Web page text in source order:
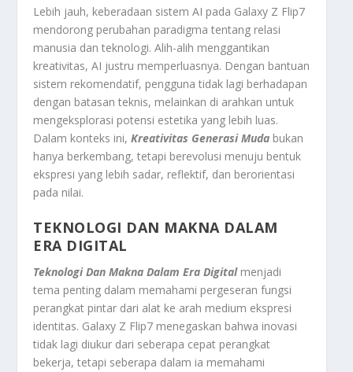
Lebih jauh, keberadaan sistem AI pada Galaxy Z Flip7
mendorong perubahan paradigma tentang relasi
manusia dan teknologi. Alih-alih menggantikan
kreativitas, AI justru memperluasnya. Dengan bantuan
sistem rekomendatif, pengguna tidak lagi berhadapan
dengan batasan teknis, melainkan di arahkan untuk
mengeksplorasi potensi estetika yang lebih luas.
Dalam konteks ini,Kreativitas Generasi Muda bukan
hanya berkembang, tetapi berevolusi menuju bentuk
ekspresi yang lebih sadar, reflektif, dan berorientasi
pada nilai.
TEKNOLOGI DAN MAKNA DALAM
ERA DIGITAL
Teknologi Dan Makna Dalam Era Digitalmenjadi
tema penting dalam memahami pergeseran fungsi
perangkat pintar dari alat ke arah medium ekspresi
identitas. Galaxy Z Flip7 menegaskan bahwa inovasi
tidak lagi diukur dari seberapa cepat perangkat
bekerja, tetapi seberapa dalam ia memahami